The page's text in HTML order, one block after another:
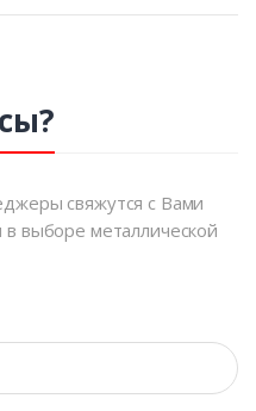
свяжутся с Вами
выборе металлической